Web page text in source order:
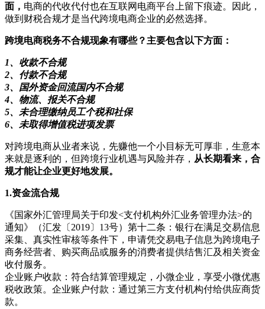
面， 电商的代收代付也在互联网电商平台上留下痕迹。因此，
做到财税合规才是当代跨境电商企业的必然选择。
跨境电商税务不合规现象有哪些？主要包含以下方面：
1、收款不合规
2、付款不合规
3、国外资金回流国内不合规
4、物流、报关不合规
5、未合理缴纳员工个税和社保
6、未取得增值税进项发票
对跨境电商从业者来说，先赚他一个小目标无可厚非，生意本
来就是逐利的，但跨境行业机遇与风险并存， 从长期看来，合
规才能让企业更好地发展。
1.资金流合规
《国家外汇管理局关于印发<支付机构外汇业务管理办法>的
通知》（汇发〔2019〕13号）第十二条：银行在满足交易信息
采集、真实性审核等条件下，申请凭交易电子信息为跨境电子
商务经营者、购买商品或服务的消费者提供结售汇及相关资金
收付服务。
企业账户收款：符合结算管理规定，小微企业，享受小微优惠
税收政策。企业账户付款：通过第三方支付机构付给供应商货
款。